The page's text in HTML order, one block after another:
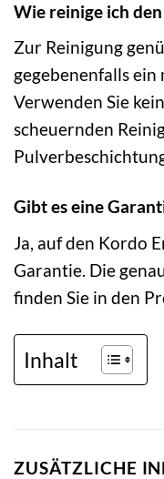
Wie reinige ich
Zur Reinigung
gegebenenfalls
Verwenden Sie
scheuernden
Gibt es eine
Ja, auf den Kordo
Garantie. Die
finden Sie in den
Inhalt
ZUSÄTZLICHE